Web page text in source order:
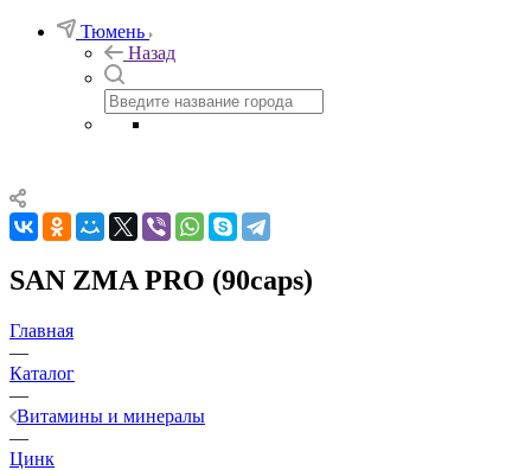
Тюмень
Назад
SAN ZMA PRO (90caps)
Главная
—
Каталог
—
Витамины и минералы
—
Цинк